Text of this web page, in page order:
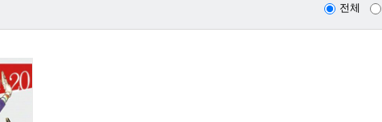
전체